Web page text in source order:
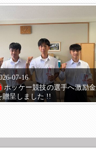
07-16
ホッケー競技の選手へ激励金
贈呈しました !!